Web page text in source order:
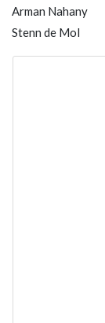
Arman Nahany
Stenn de Mol